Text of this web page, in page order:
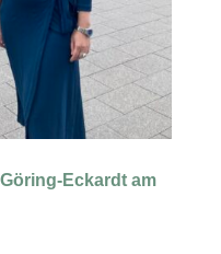
Eckardt am